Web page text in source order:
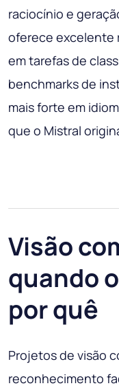
raciocínio e
oferece excelente
em tarefas de
benchmarks de
mais forte em
que o Mistral
Visão
quando
por quê
Projetos de visão
reconhecimento